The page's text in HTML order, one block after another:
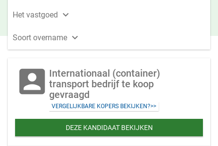
Het vastgoed 
Soort overname 
account_box Internationaal (container)
transport bedrijf te koop
gevraagd
VERGELIJKBARE KOPERS BEKIJKEN?>>
DEZE KANDIDAAT BEKIJKEN